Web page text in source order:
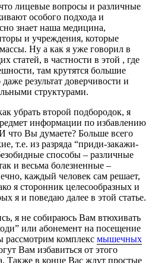
лицевые вопросы и различные
особого подхода и
знает наша медицина,
и учреждения, которые
Ну а как я уже говорил в
статей, в частности в этой , где
там крутятся большие
результат доверчивости и
структурами.
убрать второй подбородок, я
информации по избавлению
что Вы думаете? Больше всего
т.е. из разряда “приди-закажи-
способы – различные
и весьма болезненные –
каждый человек сам решает,
я сторонник целесообразных и
я и поведаю далее в этой статье.
я не собираюсь Вам втюхивать
или абонемент на посещение
комплекс мышечных
Вам избавиться от этого
Также в конце Вас ждут простые